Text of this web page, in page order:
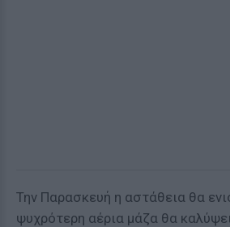
Την Παρασκευή η αστάθεια θα
ψυχρότερη αέρια μάζα θα